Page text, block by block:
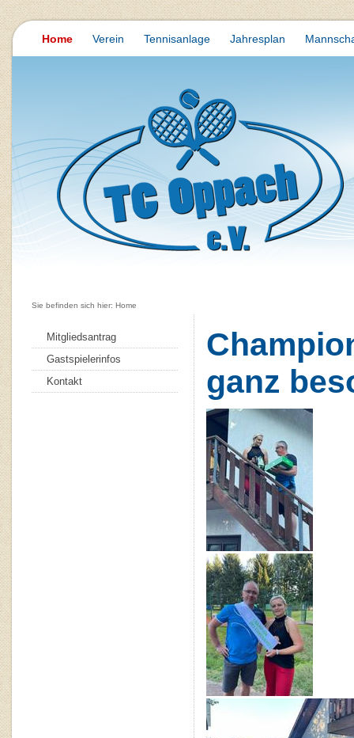
Home Verein Tennisanlage Jahresplan
Sie befinden sich hier: Home
Mitgliedsantrag
Gastspielerinfos
Kontakt
ganz